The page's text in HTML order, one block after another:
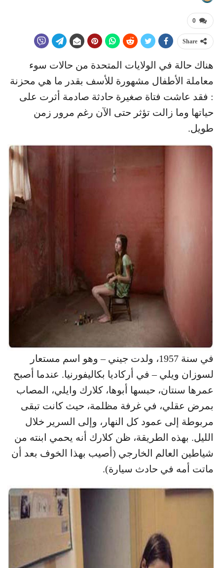
0
Share
هناك حالة في الولايات المتحدة من حالات سوء
معاملة الأطفال مشهورة للأسف بقدر ما هي محزنة
: فقد عاشت فتاة صغيرة حادثة صادمة أثرت على
حياتها وما زالت تؤثر حتى الآن رغم مرور زمن
طويل.
في سنة 1957، ولدت جيني – وهو اسم مستعار
لسوزان ويلي – في أركاديا بكاليفورنيا. عندما أصبح
عمرها سنتان، حبسها أبوها، كلارك وايلي، المصاب
بمرض عقلي، في غرفة مظلمة، حيث كانت تبقى
مربوطة إلى عمود كل النهار، وإلى السرير خلال
الليل. بهذه الطريقة، ظن كلارك أنه يحمي ابنته من
شياطين العالم الخارجي (أصيب بهذا الخوف بعد أن
ماتت أمه في حادث سيارة).